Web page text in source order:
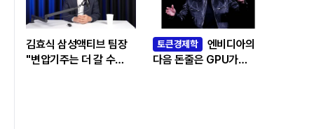
김효식 삼성액티브 팀장
"변압기주는 더 갈 수
토큰경제학
엔비디아의
다음 돈줄은 GPU가